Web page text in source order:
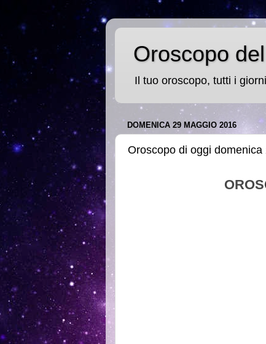
Oroscopo
Il tuo oroscopo, tutti i
DOMENICA 29 MAGGIO 2016
Oroscopo di oggi